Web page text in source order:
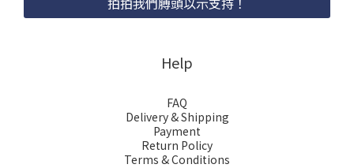
Help
FAQ
Delivery & Shipping
Payment
Return Policy
Terms & Conditions